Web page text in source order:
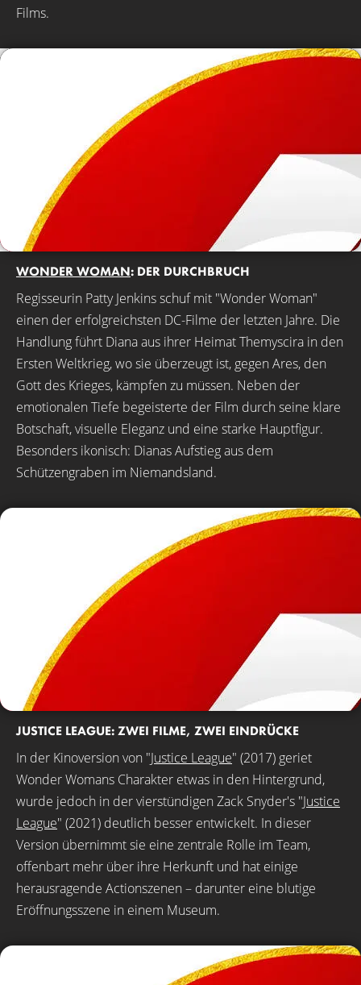
Films.
WONDER WOMAN: DER DURCHBRUCH
Regisseurin Patty Jenkins schuf mit "Wonder Woman"
einen der erfolgreichsten DC-Filme der letzten Jahre. Die
Handlung führt Diana aus ihrer Heimat Themyscira in den
Ersten Weltkrieg, wo sie überzeugt ist, gegen Ares, den
Gott des Krieges, kämpfen zu müssen. Neben der
emotionalen Tiefe begeisterte der Film durch seine klare
Botschaft, visuelle Eleganz und eine starke Hauptfigur.
Besonders ikonisch: Dianas Aufstieg aus dem
Schützengraben im Niemandsland.
JUSTICE LEAGUE: ZWEI FILME, ZWEI EINDRÜCKE
In der Kinoversion von "Justice League" (2017) geriet
Wonder Womans Charakter etwas in den Hintergrund,
wurde jedoch in der vierstündigen Zack Snyder's "Justice
League" (2021) deutlich besser entwickelt. In dieser
Version übernimmt sie eine zentrale Rolle im Team,
offenbart mehr über ihre Herkunft und hat einige
herausragende Actionszenen – darunter eine blutige
Eröffnungsszene in einem Museum.